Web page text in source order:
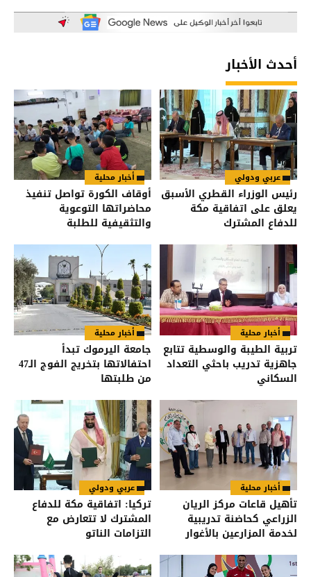
أحدث الأخبار
عربي ودولي
رئيس الوزراء القطري الأسبق
يعلق على اتفاقية مكة
للدفاع المشترك
أخبار محلية
أوقاف الكورة تواصل تنفيذ
محاضراتها التوعوية
والتثقيفية للطلبة
أخبار محلية
تربية الطيبة والوسطية تتابع
جاهزية تدريب باحثي التعداد
السكاني
أخبار محلية
جامعة اليرموك تبدأ
احتفالاتها بتخريج الفوج الـ47
من طلبتها
أخبار محلية
تأهيل قاعات مركز الريان
الزراعي كحاضنة تدريبية
لخدمة المزارعين بالأغوار
عربي ودولي
تركيا: اتفاقية مكة للدفاع
المشترك لا تتعارض مع
التزامات الناتو